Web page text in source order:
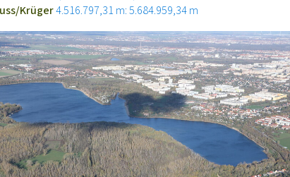
Krüger4.516.797,31 m: 5.684.959,34 m